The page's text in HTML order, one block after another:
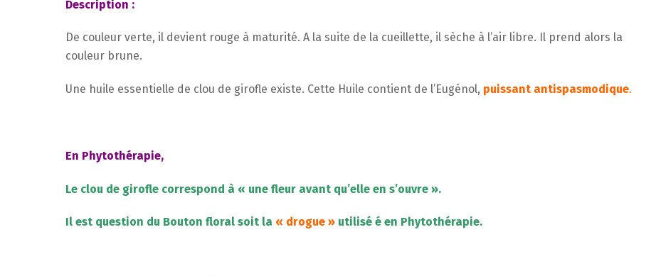
Description :
De couleur verte, il devient rouge à maturité. A la suite de la cueillette, il sèche à l’air libre. Il prend alors la
couleur brune.
Une huile essentielle de clou de girofle existe. Cette Huile contient de l’Eugénol, puissant antispasmodique.
En Phytothérapie,
Le clou de girofle correspond à « une fleur avant qu’elle en s’ouvre ».
Il est question du Bouton floral soit la « drogue » utilisé é en Phytothérapie.